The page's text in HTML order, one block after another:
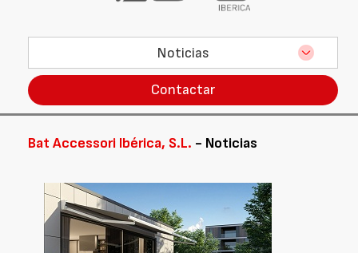
Noticias
Contactar
Bat Accessori Ibérica, S.L. - Noticias